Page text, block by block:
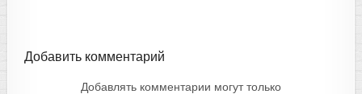
Добавить комментарий
Добавлять комментарии могут только